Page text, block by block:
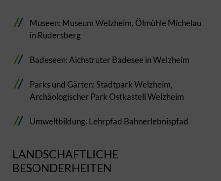
Museen: Museum Welzheim, Ölmühle Michelau
in Rudersberg
Badeseen: Aichstruter Badesee in Welzheim
Parks und Gärten: Stadtpark Welzheim,
Archäologischer Park Ostkastell Welzheim
Umweltbildung: Lehrpfad Bahnerlebnispfad
LANDSCHAFTLICHE
BESONDERHEITEN